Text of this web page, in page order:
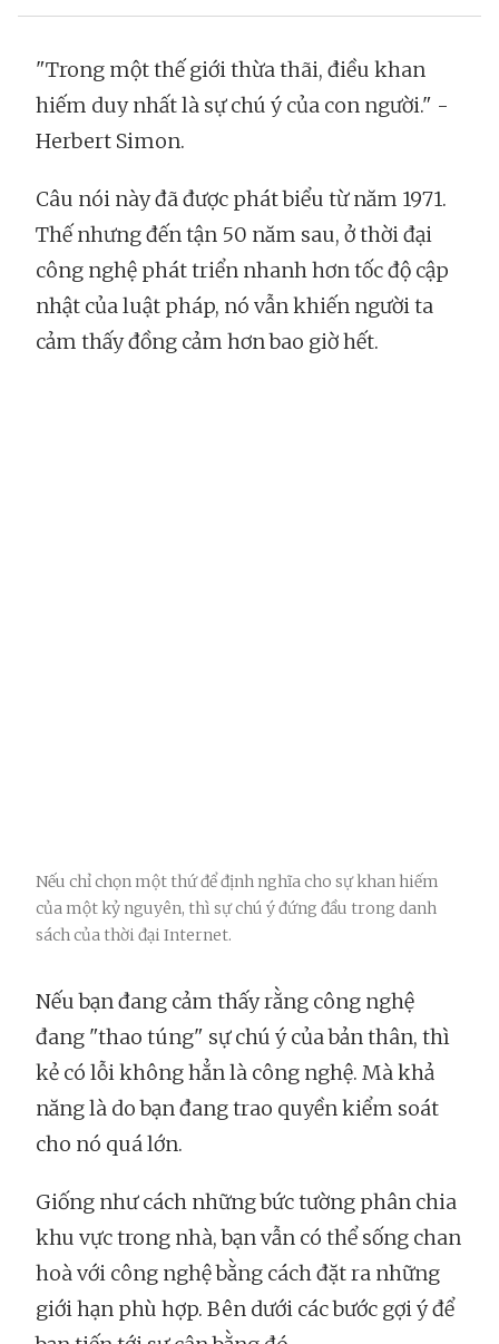
"Trong một thế giới thừa thãi, điều khan
hiếm duy nhất là sự chú ý của con người." -
Herbert Simon.
Câu nói này đã được phát biểu từ năm 1971.
Thế nhưng đến tận 50 năm sau, ở thời đại
công nghệ phát triển nhanh hơn tốc độ cập
nhật của luật pháp, nó vẫn khiến người ta
cảm thấy đồng cảm hơn bao giờ hết.
Nếu chỉ chọn một thứ để định nghĩa cho sự khan hiếm
của một kỷ nguyên, thì sự chú ý đứng đầu trong danh
sách của thời đại Internet.
Nếu bạn đang cảm thấy rằng công nghệ
đang "thao túng" sự chú ý của bản thân, thì
kẻ có lỗi không hẳn là công nghệ. Mà khả
năng là do bạn đang trao quyền kiểm soát
cho nó quá lớn.
Giống như cách những bức tường phân chia
khu vực trong nhà, bạn vẫn có thể sống chan
hoà với công nghệ bằng cách đặt ra những
giới hạn phù hợp. Bên dưới các bước gợi ý để